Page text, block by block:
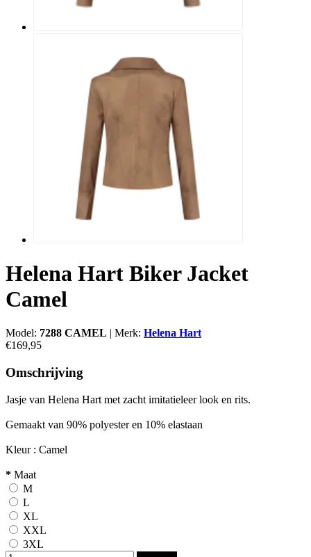
Helena Hart Biker Jacket
Camel
Model: 7288 CAMEL Merk: Helena Hart
€169,95
Omschrijving
Jasje van Helena Hart met zacht imitatieleer look en rits.
Gemaakt van 90% polyester en 10% elastaan
Kleur : Camel
* Maat
M
L
XL
XXL
3XL